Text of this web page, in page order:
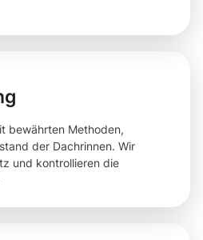
bewährten Methoden,
der Dachrinnen. Wir
und kontrollieren die